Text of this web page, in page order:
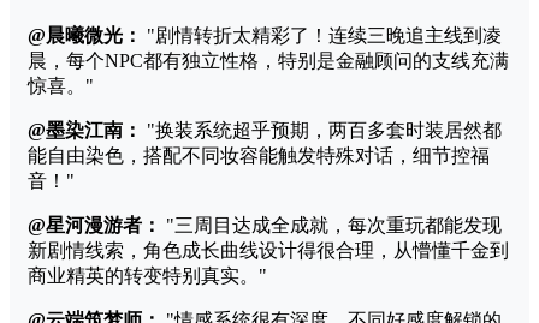
@晨曦微光：
"剧情转折太精彩了！连续三晚追主线到凌
晨，每个NPC都有独立性格，特别是金融顾问的支线充满
惊喜。"
@墨染江南：
"换装系统超乎预期，两百多套时装居然都
能自由染色，搭配不同妆容能触发特殊对话，细节控福
音！"
@星河漫游者：
"三周目达成全成就，每次重玩都能发现
新剧情线索，角色成长曲线设计得很合理，从懵懂千金到
商业精英的转变特别真实。"